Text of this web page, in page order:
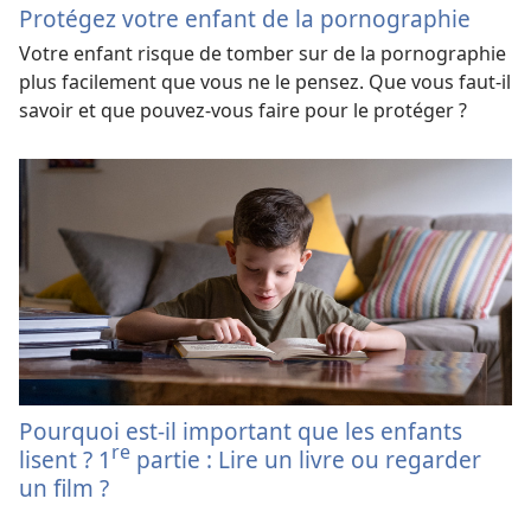
Protégez votre enfant de la pornographie
Votre enfant risque de tomber sur de la pornographie
plus facilement que vous ne le pensez. Que vous faut-il
savoir et que pouvez-vous faire pour le protéger ?
Pourquoi est-il important que les enfants
lisent ? 1 re partie : Lire un livre ou regarder
un film ?